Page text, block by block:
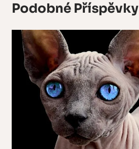
Podobné Příspěvky